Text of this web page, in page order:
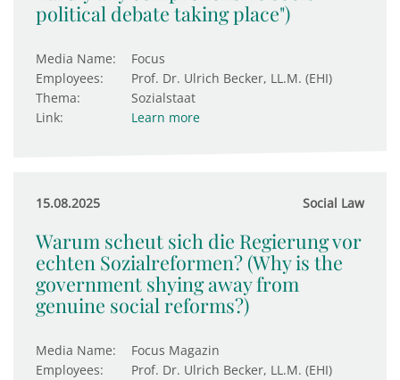
political debate taking place")
Media Name:
Focus
Employees:
Prof. Dr. Ulrich Becker, LL.M. (EHI)
Thema:
Sozialstaat
Link:
Learn more
15.08.2025 Social Law
Warum scheut sich die Regierung vor
echten Sozialreformen? (Why is the
government shying away from
genuine social reforms?)
Media Name:
Focus Magazin
Employees:
Prof. Dr. Ulrich Becker, LL.M. (EHI)